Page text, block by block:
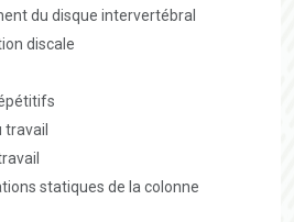
du disque intervertébral
discale
travail
statiques de la colonne